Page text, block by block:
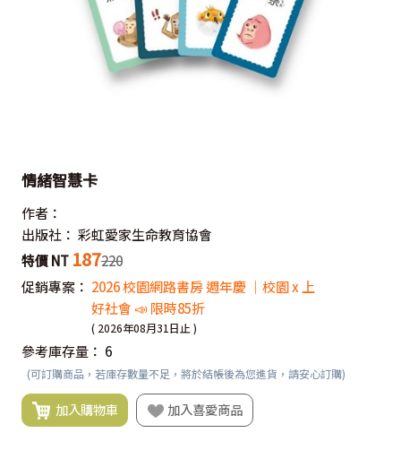
情緒智慧卡
作者：
出版社： 彩虹愛家生命教育協會
特價 NT 187220
促銷專案： 2026 校園網路書房 週年慶 ｜校園 x 上
好社會 📣 限時85折
( 2026年08月31日止 )
參考庫存量： 6
(可訂購商品，若庫存數量不足，將於結帳後為您進貨，請安心訂購)
加入購物車 加入喜愛商品